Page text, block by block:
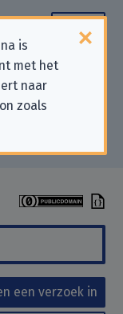
is
met het
naar
zoals
voor
een verzoek in